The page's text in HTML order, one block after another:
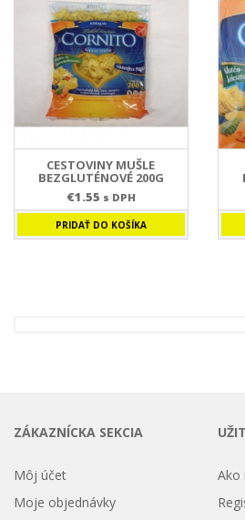
CESTOVINY MUŠLE
BEZGLUTÉNOVÉ 200G
€1.55 s DPH
PRIDAŤ DO KOŠÍKA
ZÁKAZNÍCKA SEKCIA
Môj účet
Moje objednávky
Ako